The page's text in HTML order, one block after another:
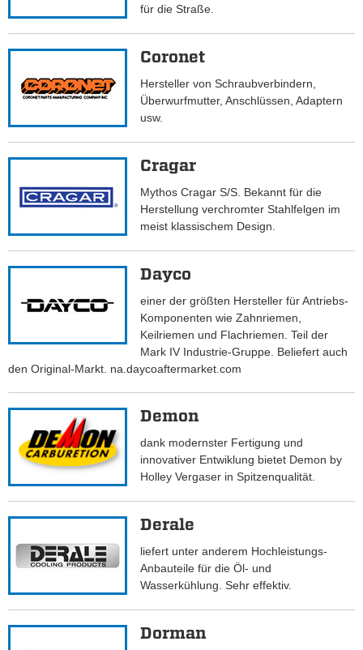
für die Straße.
Coronet
Hersteller von Schraubverbindern,
Überwurfmutter, Anschlüssen, Adaptern
usw.
Cragar
Mythos Cragar S/S. Bekannt für die
Herstellung verchromter Stahlfelgen im
meist klassischem Design.
Dayco
einer der größten Hersteller für Antriebs-
Komponenten wie Zahnriemen,
Keilriemen und Flachriemen. Teil der
Mark IV Industrie-Gruppe. Beliefert auch
den Original-Markt. na.daycoaftermarket.com
Demon
dank modernster Fertigung und
innovativer Entwiklung bietet Demon by
Holley Vergaser in Spitzenqualität.
Derale
liefert unter anderem Hochleistungs-
Anbauteile für die Öl- und
Wasserkühlung. Sehr effektiv.
Dorman